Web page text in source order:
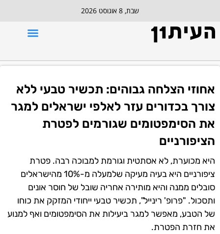
שבת, 8 אוגוסט 2026
אחוזי הצלחה גבוהים: תכשיר טבעי ללא
צורך בכדורים עזר לאלפי ישראלים למגר
את הסימפטומים שגורמים לפטרת
הציפורניים
היא מכוערת, לא אסתטית וגורמת למבוכה רבה. פטרת
ציפורניים היא בעיה מעיקה שלמעלה מ-10% מהישראלים
סובלים ממנה והיא מותירה אחריה שובל של חוסר אונים
ותסכול. "פרופ' רינייל", תכשיר טבעי ייחודי המזקק את כוחו
של הטבע, מאפשר למגר ביעילות את הסימפטומים ואף למנוע
את חזרת הפטרת.